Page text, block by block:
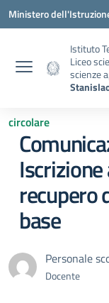
Vai ai contenuti
Vai al menu di
Vai al footer
Ministero
Istituto
Liceo
scienze
circolare
recupero
base
Personale
Docente